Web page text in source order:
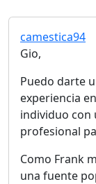
camestica94
Gio,
Puedo darte
experiencia
individuo con
profesional
Como Frank
una fuente